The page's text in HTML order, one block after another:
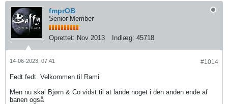
fmprOB
Senior Member
Oprettet: Nov 2013 Indlæg: 45718
#1014
14-06-2023, 07:41
Fedt fedt. Velkommen til Rami
Men nu skal Bjørn & Co vidst til at lande noget i den anden ende af
banen også